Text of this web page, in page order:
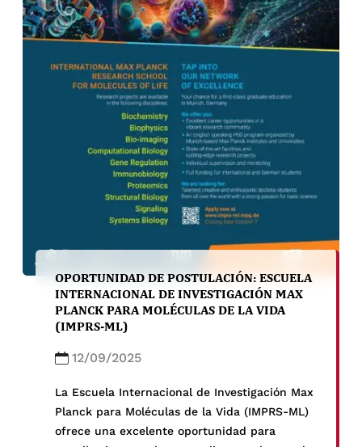
OPORTUNIDAD DE POSTULACIÓN: ESCUELA
INTERNACIONAL DE INVESTIGACIÓN MAX
PLANCK PARA MOLÉCULAS DE LA VIDA
(IMPRS-ML)
12/09/2025
La Escuela Internacional de Investigación Max
Planck para Moléculas de la Vida (IMPRS-ML)
ofrece una excelente oportunidad para